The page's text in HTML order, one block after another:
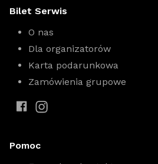
Bilet Serwis
O nas
Dla organizatorów
Karta podarunkowa
Zamówienia grupowe
Pomoc